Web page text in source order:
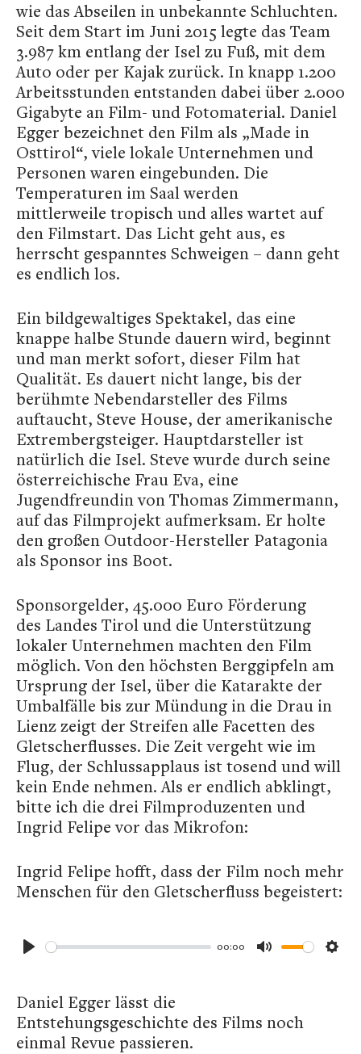
wie das Abseilen in unbekannte Schluchten.
Seit dem Start im Juni 2015 legte das Team
3.987 km entlang der Isel zu Fuß, mit dem
Auto oder per Kajak zurück. In knapp 1.200
Arbeitsstunden entstanden dabei über 2.000
Gigabyte an Film- und Fotomaterial. Daniel
Egger bezeichnet den Film als „Made in
Osttirol“, viele lokale Unternehmen und
Personen waren eingebunden. Die
Temperaturen im Saal werden
mittlerweile tropisch und alles wartet auf
den Filmstart. Das Licht geht aus, es
herrscht gespanntes Schweigen – dann geht
es endlich los.
Ein bildgewaltiges Spektakel, das eine
knappe halbe Stunde dauern wird, beginnt
und man merkt sofort, dieser Film hat
Qualität. Es dauert nicht lange, bis der
berühmte Nebendarsteller des Films
auftaucht, Steve House, der amerikanische
Extrembergsteiger. Hauptdarsteller ist
natürlich die Isel. Steve wurde durch seine
österreichische Frau Eva, eine
Jugendfreundin von Thomas Zimmermann,
auf das Filmprojekt aufmerksam. Er holte
den großen Outdoor-Hersteller Patagonia
als Sponsor ins Boot.
Sponsorgelder, 45.000 Euro Förderung
des Landes Tirol und die Unterstützung
lokaler Unternehmen machten den Film
möglich. Von den höchsten Berggipfeln am
Ursprung der Isel, über die Katarakte der
Umbalfälle bis zur Mündung in die Drau in
Lienz zeigt der Streifen alle Facetten des
Gletscherflusses. Die Zeit vergeht wie im
Flug, der Schlussapplaus ist tosend und will
kein Ende nehmen. Als er endlich abklingt,
bitte ich die drei Filmproduzenten und
Ingrid Felipe vor das Mikrofon:
Ingrid Felipe hofft, dass der Film noch mehr
Menschen für den Gletscherfluss begeistert:
00:00
Daniel Egger lässt die
Entstehungsgeschichte des Films noch
einmal Revue passieren.